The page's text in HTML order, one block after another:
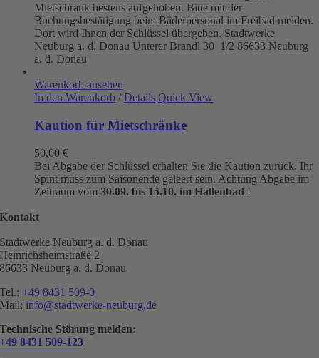
Mietschrank bestens aufgehoben. Bitte mit der
Buchungsbestätigung beim Bäderpersonal im Freibad melden.
Dort wird Ihnen der Schlüssel übergeben. Stadtwerke
Neuburg a. d. Donau Unterer Brandl 30 1/2 86633 Neuburg
a. d. Donau
Warenkorb ansehen
In den Warenkorb / Details Quick View
Kaution für Mietschränke
50,00 €
Bei Abgabe der Schlüssel erhalten Sie die Kaution zurück. Ihr
Spint muss zum Saisonende geleert sein. Achtung Abgabe im
Zeitraum vom 30.09. bis 15.10. im Hallenbad !
Kontakt
Stadtwerke Neuburg a. d. Donau
Heinrichsheimstraße 2
86633 Neuburg a. d. Donau
Tel.: +49 8431 509-0
Mail: info@stadtwerke-neuburg.de
Technische Störung melden:
+49 8431 509-123